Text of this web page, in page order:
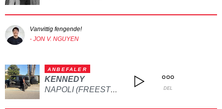
Vanvittig fengende!
- JON V. NGUYEN
ANBEFALER
KENNEDY
NAPOLI (FREESTYLE) DEL